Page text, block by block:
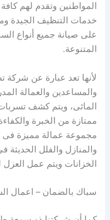
المواطنين وتقدم لهم
خدمات التنظيف الجيدة
على صيانة جميع أنواع
المتنوعة.
لأنها تعد عبارة عن
والمساعدين والعمالة
المائى، ويتم كشف
مجموعة عمالة مميزة فى
والمنازل والفلل الحديثة
الخزانات ويتم عمل العزل
سباك بالضمان – اعمال